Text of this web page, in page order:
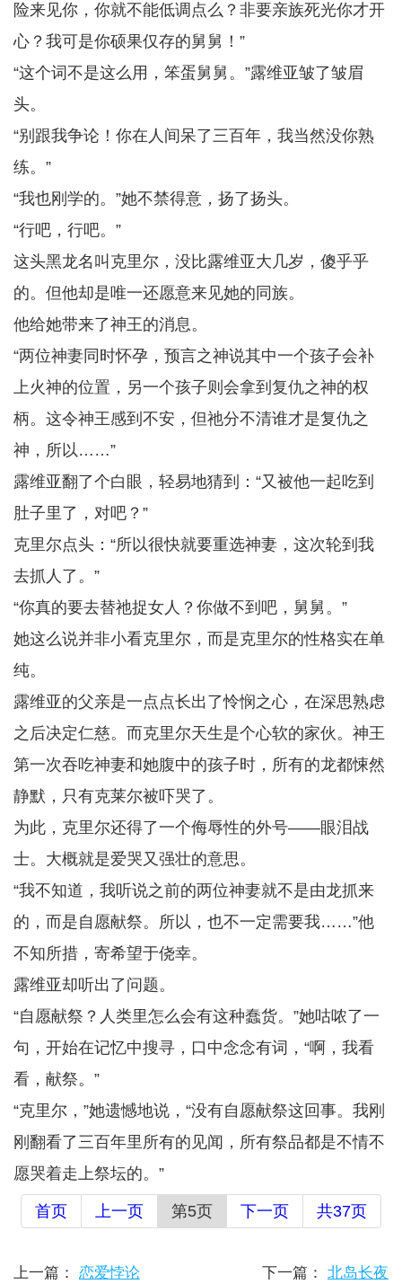
险来见你，你就不能低调点么？非要亲族死光你才开
心？我可是你硕果仅存的舅舅！”
“这个词不是这么用，笨蛋舅舅。”露维亚皱了皱眉
头。
“别跟我争论！你在人间呆了三百年，我当然没你熟
练。”
“我也刚学的。”她不禁得意，扬了扬头。
“行吧，行吧。”
这头黑龙名叫克里尔，没比露维亚大几岁，傻乎乎
的。但他却是唯一还愿意来见她的同族。
他给她带来了神王的消息。
“两位神妻同时怀孕，预言之神说其中一个孩子会补
上火神的位置，另一个孩子则会拿到复仇之神的权
柄。这令神王感到不安，但祂分不清谁才是复仇之
神，所以……”
露维亚翻了个白眼，轻易地猜到：“又被他一起吃到
肚子里了，对吧？”
克里尔点头：“所以很快就要重选神妻，这次轮到我
去抓人了。”
“你真的要去替祂捉女人？你做不到吧，舅舅。”
她这么说并非小看克里尔，而是克里尔的性格实在单
纯。
露维亚的父亲是一点点长出了怜悯之心，在深思熟虑
之后决定仁慈。而克里尔天生是个心软的家伙。神王
第一次吞吃神妻和她腹中的孩子时，所有的龙都悚然
静默，只有克莱尔被吓哭了。
为此，克里尔还得了一个侮辱性的外号——眼泪战
士。大概就是爱哭又强壮的意思。
“我不知道，我听说之前的两位神妻就不是由龙抓来
的，而是自愿献祭。所以，也不一定需要我……”他
不知所措，寄希望于侥幸。
露维亚却听出了问题。
“自愿献祭？人类里怎么会有这种蠢货。”她咕哝了一
句，开始在记忆中搜寻，口中念念有词，“啊，我看
看，献祭。”
“克里尔，”她遗憾地说，“没有自愿献祭这回事。我刚
刚翻看了三百年里所有的见闻，所有祭品都是不情不
愿哭着走上祭坛的。”
首页 上一页 第5页 下一页 共37页
上一篇： 恋爱悖论 下一篇： 北岛长夜